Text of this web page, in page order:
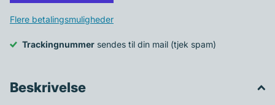
Flere betalingsmuligheder
Trackingnummer sendes til din mail (tjek spam)
Beskrivelse